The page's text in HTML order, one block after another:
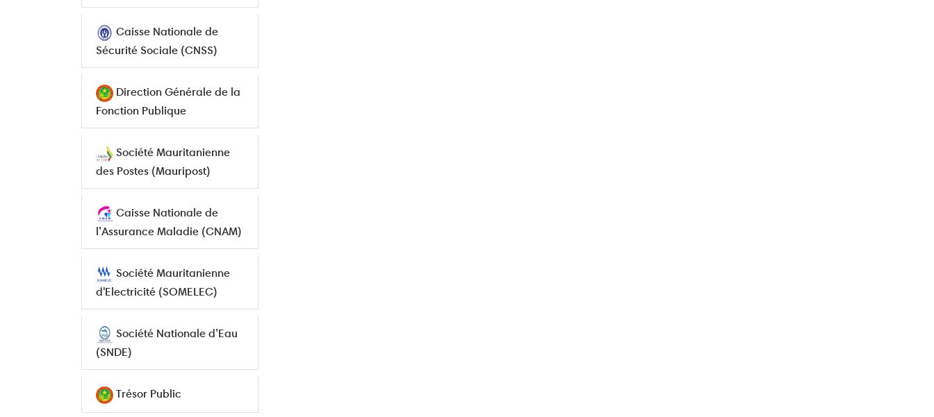
Caisse Nationale de
Sécurité Sociale (CNSS)
Direction Générale de la
Fonction Publique
Société Mauritanienne
des Postes (Mauripost)
Caisse Nationale de
l’Assurance Maladie (CNAM)
Société Mauritanienne
d'Electricité (SOMELEC)
Société Nationale d’Eau
(SNDE)
Trésor Public